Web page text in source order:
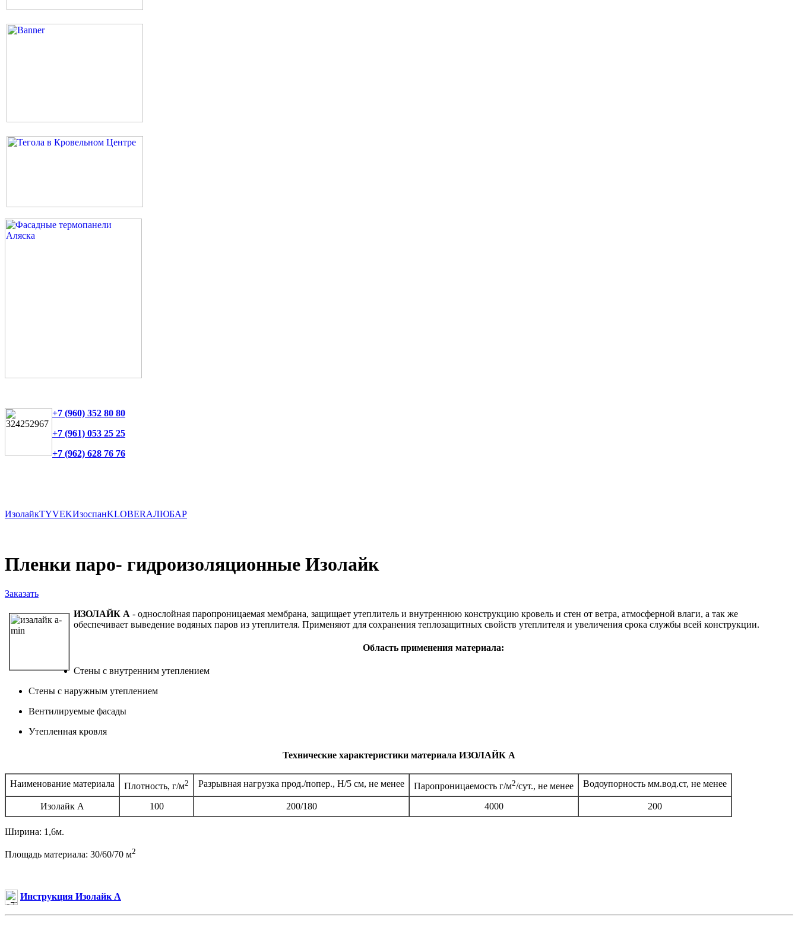
+7 (960) 352 80 80
+7 (961) 053 25 25
+7 (962) 628 76 76
ИзолайкTYVEKИзоспанKLOBERАЛЮБАР
Пленки паро- гидроизоляционные Изолайк
Заказать
ИЗОЛАЙК А - однослойная паропроницаемая мембрана, защищает утеплитель и внутреннюю конструкцию кровель и стен от ветра, атмосферной влаги, а так же
обеспечивает выведение водяных паров из утеплителя. Применяют для сохранения теплозащитных свойств утеплителя и увеличения срока службы всей конструкции.
Область применения материала:
Стены с внутренним утеплением
Стены с наружным утеплением
Вентилируемые фасады
Утепленная кровля
Технические характеристики материала ИЗОЛАЙК А
Наименование материала Плотность, г/м2 Разрывная нагрузка прод./попер., Н/5 см, не менее Паропроницаемость г/м2/сут., не менее Водоупорность мм.вод.ст, не менее
Изолайк А 100 200/180 4000 200
Ширина: 1,6м.
Площадь материала: 30/60/70 м2
Инструкция Изолайк А